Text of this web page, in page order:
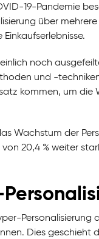
19-Pandemie
über
noch
und -
kommen, um die
Wachstum der
20,4 % weiter
Personalisierung
Dies